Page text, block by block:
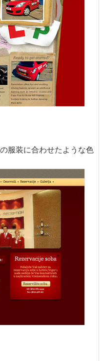
服装に合わせたような色